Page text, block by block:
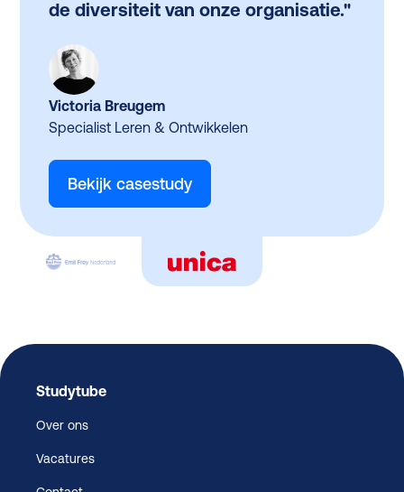
de diversiteit van onze organisatie."
Victoria Breugem
Specialist Leren & Ontwikkelen
Bekijk casestudy
Studytube
Over ons
Vacatures